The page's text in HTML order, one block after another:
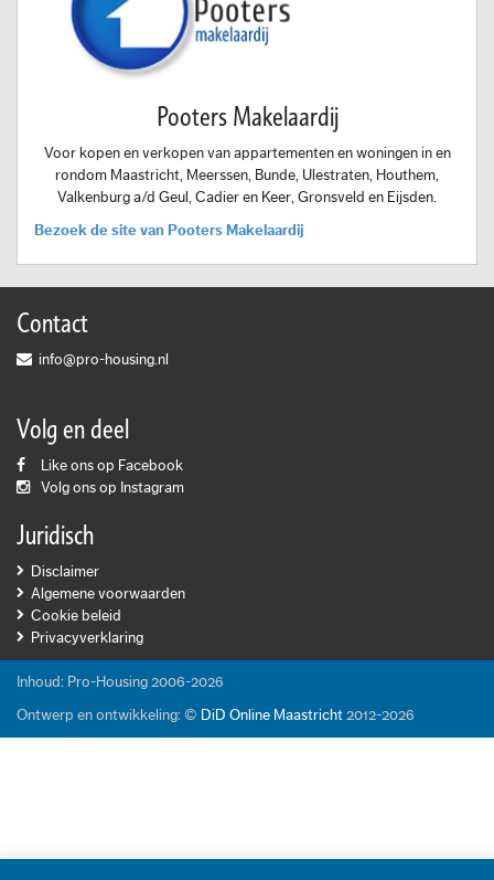
Pooters Makelaardij
Voor kopen en verkopen van appartementen en woningen in en
rondom Maastricht, Meerssen, Bunde, Ulestraten, Houthem,
Valkenburg a/d Geul, Cadier en Keer, Gronsveld en Eijsden.
Bezoek de site van Pooters Makelaardij
Contact
info@pro-housing.nl
Volg en deel
Like ons op Facebook
Volg ons op Instagram
Juridisch
Disclaimer
Algemene voorwaarden
Cookie beleid
Privacyverklaring
Inhoud: Pro-Housing 2006-2026
Ontwerp en ontwikkeling: © DiD Online Maastricht 2012-2026